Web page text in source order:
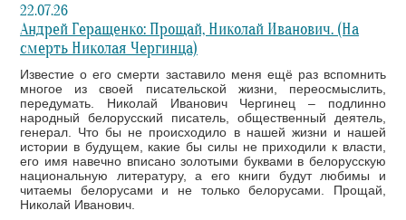
22.07.26
Андрей Геращенко: Прощай, Николай Иванович. (На
смерть Николая Чергинца)
Известие о его смерти заставило меня ещё раз вспомнить
многое из своей писательской жизни, переосмыслить,
передумать. Николай Иванович Чергинец – подлинно
народный белорусский писатель, общественный деятель,
генерал. Что бы не происходило в нашей жизни и нашей
истории в будущем, какие бы силы не приходили к власти,
его имя навечно вписано золотыми буквами в белорусскую
национальную литературу, а его книги будут любимы и
читаемы белорусами и не только белорусами. Прощай,
Николай Иванович.